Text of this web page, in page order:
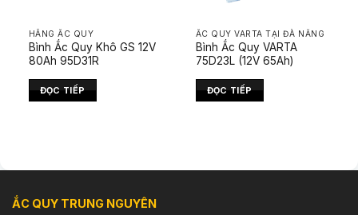
HÃNG ẮC QUY
Bình Ắc Quy Khô GS 12V
80Ah 95D31R
ĐỌC TIẾP
ẮC QUY VARTA TẠI ĐÀ NẴNG
Bình Ắc Quy VARTA
75D23L (12V 65Ah)
ĐỌC TIẾP
ẮC QUY TRUNG NGUYÊN